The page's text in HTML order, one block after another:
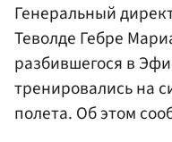
Генеральный
Теволде Гебре
разбившегося в
тренировались на
полета. Об этом